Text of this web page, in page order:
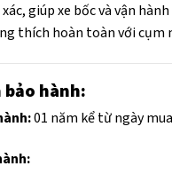
giúp xe bốc và vận
thích hoàn toàn với cụm
bảo hành:
01 năm kể từ ngày